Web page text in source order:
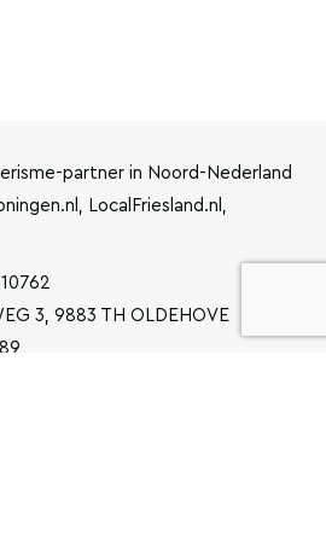
partner in Noord-Nederland
LocalFriesland.nl,
3, 9883 TH OLDEHOVE